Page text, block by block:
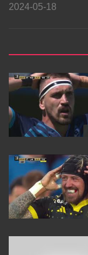
2024-05-18